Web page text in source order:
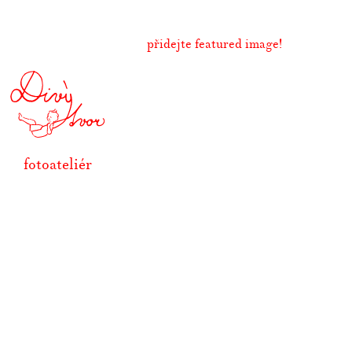
fotoateliér
přidejte featured image!